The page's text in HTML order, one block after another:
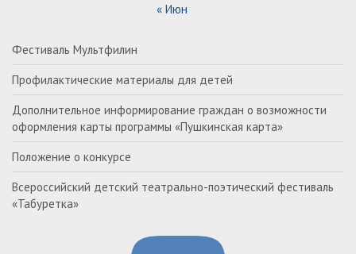
« Июн
Фестиваль Мультфилин
Профилактические материалы для детей
Дополнительное информирование граждан о возможности
оформления карты программы «Пушкинская карта»
Положение о конкурсе
Всероссийский детский театрально-поэтический фестиваль
«Табуретка»